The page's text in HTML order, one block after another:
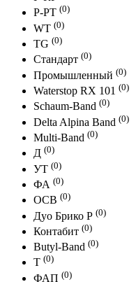
P-PT (0)
WT (0)
TG (0)
Стандарт (0)
Промышленный (0)
Waterstop RX 101 (0)
Schaum-Band (0)
Delta Alpina Band (0)
Multi-Band (0)
Д (0)
УТ (0)
ФА (0)
ОСВ (0)
Дуо Брико Р (0)
Контабит (0)
Butyl-Band (0)
Т (0)
ФАП (0)